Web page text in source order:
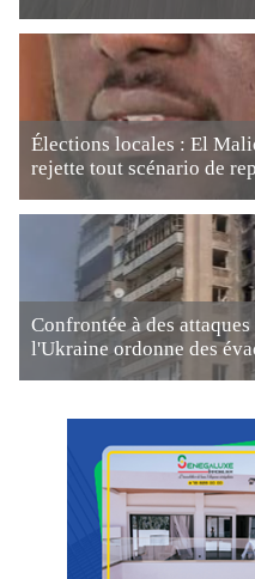
Élections locales : El
rejette tout scénario de
Confrontée à des
l'Ukraine ordonne des